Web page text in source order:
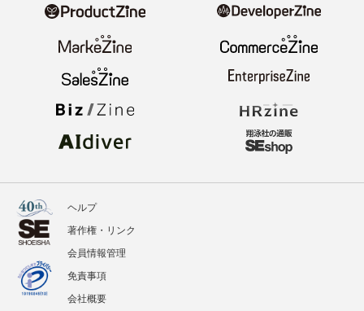
ヘルプ
著作権・リンク
会員情報管理
免責事項
会社概要